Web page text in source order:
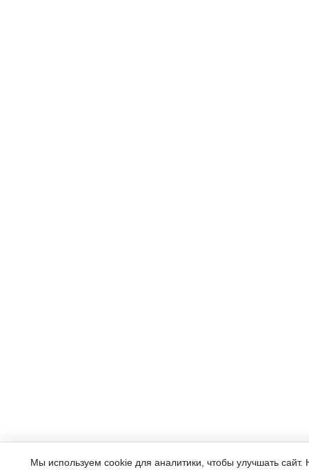
Мы используем cookie для аналитики, чтобы улучшать